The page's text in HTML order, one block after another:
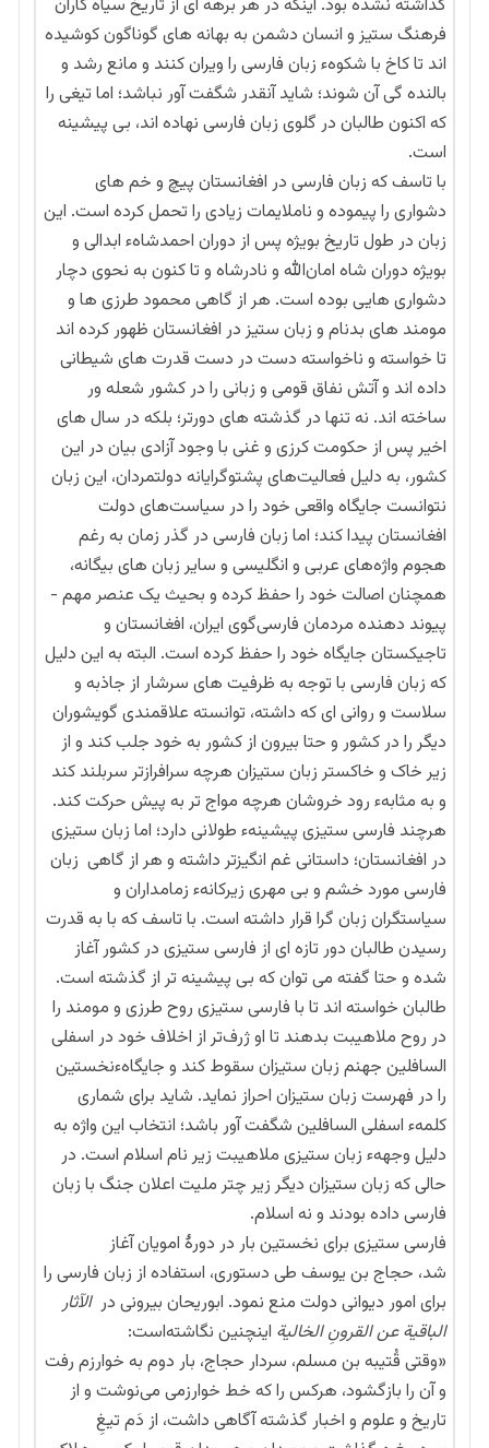
گذاشته نشده بود. اینکه در هر برهه ای از تاریخ سیاه کاران
فرهنگ ستیز و انسان دشمن به بهانه های گوناگون کوشیده
اند تا کاخ با شکوهء زبان فارسی را ویران کنند و مانع رشد و
بالنده گی آن شوند؛ شاید آنقدر شگفت آور نباشد؛ اما تیغی را
که اکنون طالبان در گلوی زبان فارسی نهاده اند، بی پیشینه
است.
با تاسف که زبان فارسی در افغانستان پیچ و خم های
دشواری را پیموده و ناملایمات زیادی را تحمل کرده است. این
زبان در طول تاریخ بویژه پس از دوران احمدشاهء ابدالی و
بویژه دوران شاه امان‌الله و نادرشاه و تا کنون به نحوی دچار
دشواری هایی بوده است. هر از گاهی محمود طرزی ها و
مومند های بدنام و زبان ستیز در افغانستان ظهور کرده اند
تا خواسته و ناخواسته دست در دست قدرت های شیطانی
داده اند و آتش نفاق قومی و زبانی را در کشور شعله ور
ساخته اند. نه تنها در گذشته های دورتر؛ بلکه در سال های
اخیر پس از حکومت کرزی و غنی با وجود آزادی بیان در این
کشور، به دلیل فعالیت­‌های پشتوگرایانه دولتمردان، این زبان
نتوانست جایگاه واقعی خود را در سیاست­‌های دولت
افغانستان پیدا کند؛ اما زبان فارسی در گذر زمان به ­رغم
هجوم واژه‌های عربی و انگلیسی و سایر زبان های بیگانه،
همچنان اصالت خود را حفظ کرده و بحیث یک عنصر مهم ­
پیوند دهنده مردمان فارسی­‌گوی ایران، افغانستان و
تاجیکستان جایگاه خود را حفظ کرده است. البته به این دلیل
که زبان فارسی با توجه به ظرفیت های سرشار از جاذبه و
سلاست و روانی ای که داشته، توانسته علاقمندی گویشوران
دیگر را در کشور و حتا بیرون از کشور به خود جلب کند و از
زیر خاک و خاکستر زبان ستیزان هرچه سرافرازتر سربلند کند
و به مثابهء رود خروشان هرچه مواج تر به پیش حرکت کند.
هرچند فارسی ستیزی پیشینهء طولانی دارد؛ اما زبان ستیزی
در افغانستان؛ داستانی غم انگیزتر داشته و هر از گاهی زبان
فارسی مورد خشم و بی مهری زیرکانهء زمامداران و
سیاستگران زبان گرا قرار داشته است. با تاسف که با به قدرت
رسیدن طالبان دور تازه ای از فارسی ستیزی در کشور آغاز
شده و حتا گفته می توان که بی پیشینه تر از گذشته است.
طالبان خواسته اند تا با فارسی ستیزی روح طرزی و مومند را
در روح ملاهیبت بدهند تا او ژرف‌تر از اخلاف خود در اسفلی
السافلین جهنم زبان ستیزان سقوط کند و جایگاهءنخستین
را در فهرست زبان‌ ستیزان احراز نماید. شاید برای شماری
کلمهء اسفلی السافلین شگفت آور باشد؛ انتخاب این واژه به
دلیل وجههء زبان ستیزی ملاهیبت زیر نام اسلام است. در
حالی که زبان ستیزان دیگر زیر چتر ملیت اعلان جنگ با زبان
فارسی داده بودند و نه اسلام.
فارسی ستیزی برای نخستین بار در دورهٔ امویان آغاز
شد، حجاج بن یوسف طی دستوری، استفاده از زبان فارسی را
برای امور دیوانی دولت منع نمود. ابوریحان بیرونی درالآثار
الباقیة عن القرونِ الخالیة اینچنین نگاشته‌است:
«وقتی قُتیبه بن مسلم، سردار حجاج، بار دوم به خوارزم رفت
و آن را بازگشود، هرکس را که خط خوارزمی می‌نوشت و از
تاریخ و علوم و اخبار گذشته آگاهی داشت، از دَم تیغِ